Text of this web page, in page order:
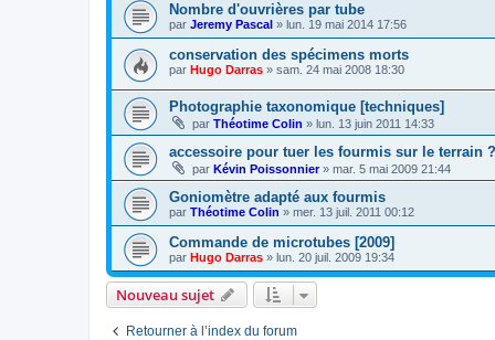
Nombre d'ouvrières par tube
par Jeremy Pascal » lun. 19 mai 2014 17:56
conservation des spécimens morts
par Hugo Darras » sam. 24 mai 2008 18:30
Photographie taxonomique [techniques]
par Théotime Colin » lun. 13 juin 2011 14:33
accessoire pour tuer les fourmis sur le terrain ?
par Kévin Poissonnier» mar. 5 mai 2009 21:44
Goniomètre adapté aux fourmis
par Théotime Colin » mer. 13 juil. 2011 00:12
Commande de microtubes [2009]
par Hugo Darras » lun. 20 juil. 2009 19:34
Nouveau sujet
Retourner à l’index du forum